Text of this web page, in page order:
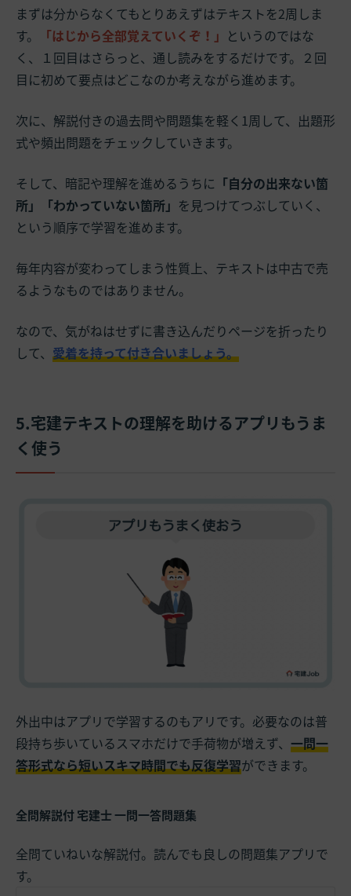
まずは分からなくてもとりあえずはテキストを2周しま
す。
「はじから全部覚えていくぞ！」 というのではな
く、１回目はさらっと、通し読みをするだけです。２回
目に初めて要点はどこなのか考えながら進めます。
次に、解説付きの過去問や問題集を軽く1周して、出題形
式や頻出問題をチェックしていきます。
そして、暗記や理解を進めるうちに 「自分の出来ない箇
所」「わかっていない箇所」 を見つけてつぶしていく、
という順序で学習を進めます。
毎年内容が変わってしまう性質上、テキストは中古で売
るようなものではありません。
なので、気がねはせずに書き込んだりページを折ったり
して、 愛着を持って付き合いましょう。
5.宅建テキストの理解を助けるアプリもうま
く使う
外出中はアプリで学習するのもアリです。必要なのは普
段持ち歩いているスマホだけで手荷物が増えず、 一問一
答形式なら短いスキマ時間でも反復学習ができます。
全問解説付 宅建士 一問一答問題集
全問ていねいな解説付。読んでも良しの問題集アプリで
す。